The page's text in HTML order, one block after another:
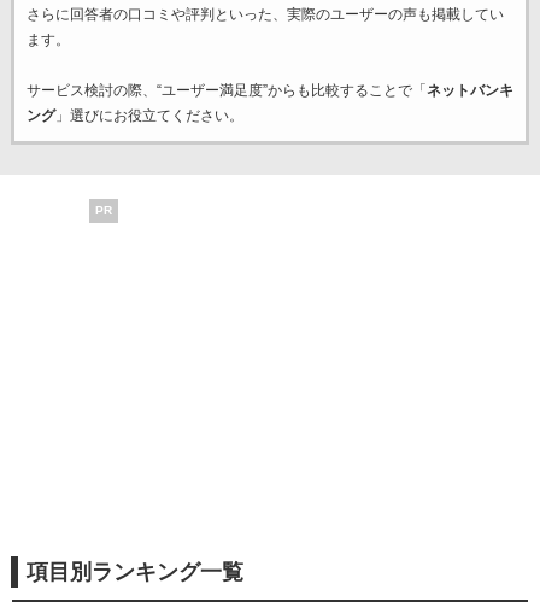
さらに回答者の口コミや評判といった、実際のユーザーの声も掲載してい
ます。
サービス検討の際、“ユーザー満足度”からも比較することで「 ネットバンキ
ング」選びにお役立てください。
PR
項目別ランキング一覧